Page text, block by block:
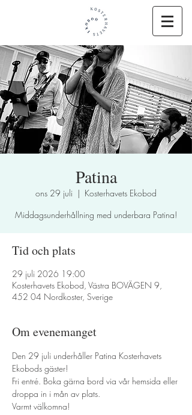
Patina
ons 29 juli
  |
Kosterhavets Ekobod
Middagsunderhållning med underbara Patina!
Tid och plats
29 juli 2026 19:00
Kosterhavets Ekobod, Västra BOVÄGEN 9,
452 04 Nordkoster, Sverige
Om evenemanget
Den 29 juli underhåller Patina Kosterhavets
Ekobods gäster!
Fri entré. Boka gärna bord via vår hemsida eller
droppa in i mån av plats.
Varmt välkomna!